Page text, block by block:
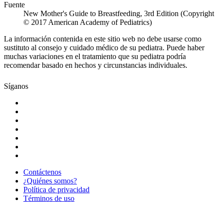
Fuente
New Mother's Guide to Breastfeeding, 3rd Edition (Copyright
© 2017 American Academy of Pediatrics)
La información contenida en este sitio web no debe usarse como
sustituto al consejo y cuidado médico de su pediatra. Puede haber
muchas variaciones en el tratamiento que su pediatra podría
recomendar basado en hechos y circunstancias individuales.
Síganos
Contáctenos
¿Quiénes somos?
Política de privacidad
Términos de uso